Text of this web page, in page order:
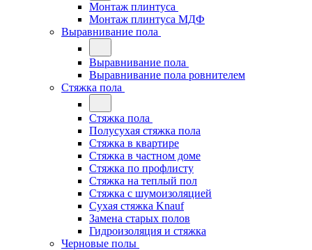
Монтаж плинтуса
Монтаж плинтуса МДФ
Выравнивание пола
Выравнивание пола
Выравнивание пола ровнителем
Стяжка пола
Стяжка пола
Полусухая стяжка пола
Стяжка в квартире
Стяжка в частном доме
Стяжка по профлисту
Стяжка на теплый пол
Стяжка с шумоизоляцией
Сухая стяжка Knauf
Замена старых полов
Гидроизоляция и стяжка
Черновые полы